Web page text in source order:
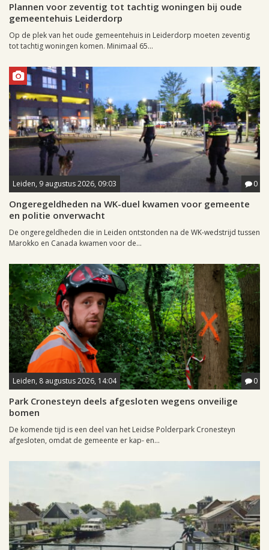
Plannen voor zeventig tot tachtig woningen bij oude
gemeentehuis Leiderdorp
Op de plek van het oude gemeentehuis in Leiderdorp moeten zeventig
tot tachtig woningen komen. Minimaal 65...
Leiden, 9 augustus 2026, 09:03 0
Ongeregeldheden na WK-duel kwamen voor gemeente
en politie onverwacht
De ongeregeldheden die in Leiden ontstonden na de WK-wedstrijd tussen
Marokko en Canada kwamen voor de...
Leiden, 8 augustus 2026, 14:04 0
Park Cronesteyn deels afgesloten wegens onveilige
bomen
De komende tijd is een deel van het Leidse Polderpark Cronesteyn
afgesloten, omdat de gemeente er kap- en...